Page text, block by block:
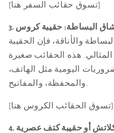
[تسوق حقائب السفر هنا]
البساطة: حقيبة كروس
والأناقة، فإن الحقيبة
هذه الحقائب صغيرة
اليومية مثل الهاتف،
[تسوق الحقائب الكروس هنا]
كلاتش أو حقيبة كتف عصرية